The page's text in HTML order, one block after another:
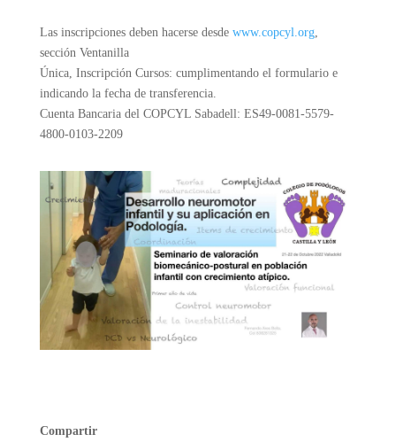
Las inscripciones deben hacerse desde www.copcyl.org,
sección Ventanilla
Única, Inscripción Cursos: cumplimentando el formulario e
indicando la fecha de transferencia.
Cuenta Bancaria del COPCYL Sabadell: ES49-0081-5579-
4800-0103-2209
Compartir